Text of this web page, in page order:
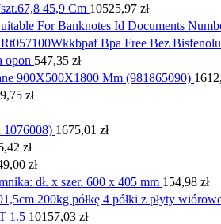
45,9 Cm 10525,97 zł
For Banknotes Id Documents
Bpa Free Bez Bisfenolu
opon 547,35 zł
900X500X1800 Mm (981865090)
zł
1076008) 1675,01 zł
zł
zł
dł. x szer. 600 x 405 mm 154,98 zł
200kg półkę 4 półki z płyty
1.5 10157,03 zł